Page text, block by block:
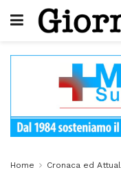
Home Cronaca ed